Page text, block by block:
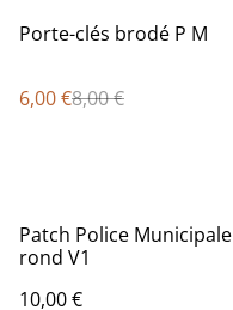
%
Porte-clés brodé P M
6,00 €8,00 €
Patch Police Municipale
rond V1
10,00 €